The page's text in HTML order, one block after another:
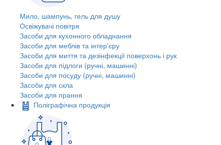
Мило, шампунь, гель для душу
Освіжувачі повітря
Засоби для кухонного обладнання
Засоби для меблів та інтер'єру
Засоби для миття та дезінфекції поверхонь і рук
Засоби для підлоги (ручні, машинні)
Засоби для посуду (ручні, машинні)
Засоби для скла
Засоби для прання
Поліграфічна продукція